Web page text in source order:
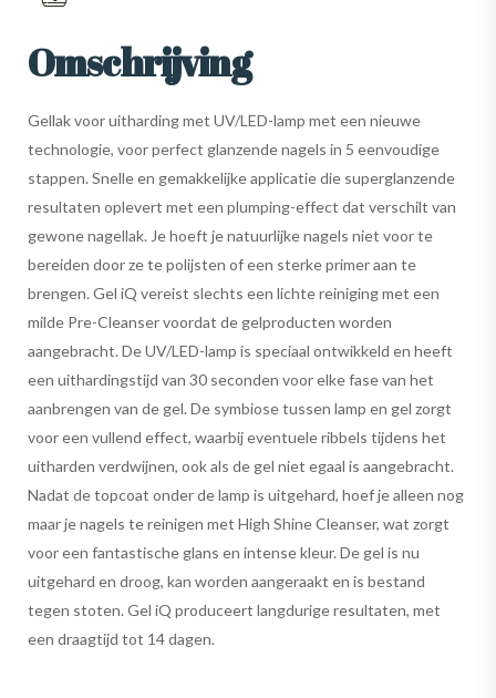
Omschrijving
Gellak voor uitharding met UV/LED-lamp met een nieuwe
technologie, voor perfect glanzende nagels in 5 eenvoudige
stappen. Snelle en gemakkelijke applicatie die superglanzende
resultaten oplevert met een plumping-effect dat verschilt van
gewone nagellak. Je hoeft je natuurlijke nagels niet voor te
bereiden door ze te polijsten of een sterke primer aan te
brengen. Gel iQ vereist slechts een lichte reiniging met een
milde Pre-Cleanser voordat de gelproducten worden
aangebracht. De UV/LED-lamp is speciaal ontwikkeld en heeft
een uithardingstijd van 30 seconden voor elke fase van het
aanbrengen van de gel. De symbiose tussen lamp en gel zorgt
voor een vullend effect, waarbij eventuele ribbels tijdens het
uitharden verdwijnen, ook als de gel niet egaal is aangebracht.
Nadat de topcoat onder de lamp is uitgehard, hoef je alleen nog
maar je nagels te reinigen met High Shine Cleanser, wat zorgt
voor een fantastische glans en intense kleur. De gel is nu
uitgehard en droog, kan worden aangeraakt en is bestand
tegen stoten. Gel iQ produceert langdurige resultaten, met
een draagtijd tot 14 dagen.